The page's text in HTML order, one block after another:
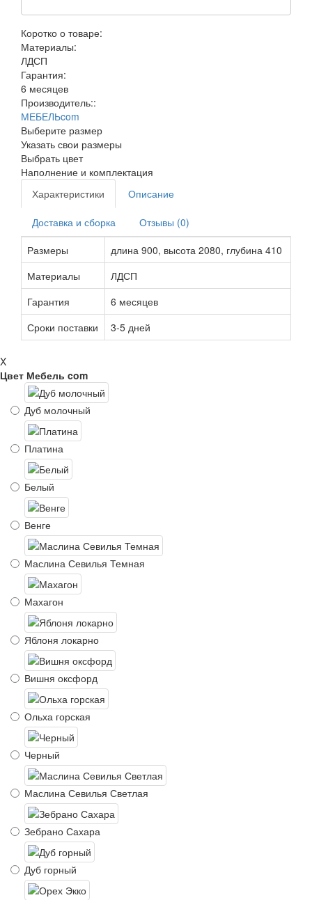
Коротко о товаре:
Материалы:
ЛДСП
Гарантия:
6 месяцев
Производитель::
МЕБЕЛЬcom
Выберите размер
Указать свои размеры
Выбрать цвет
Наполнение и комплектация
Характеристики
Описание
Доставка и сборка
Отзывы (0)
Размеры
длина 900, высота 2080, глубина 410
Материалы
ЛДСП
Гарантия
6 месяцев
Сроки поставки
3-5 дней
X
Цвет Мебель com
Дуб молочный
Платина
Белый
Венге
Маслина Севилья Темная
Махагон
Яблоня локарно
Вишня оксфорд
Ольха горская
Черный
Маслина Севилья Светлая
Зебрано Сахара
Дуб горный